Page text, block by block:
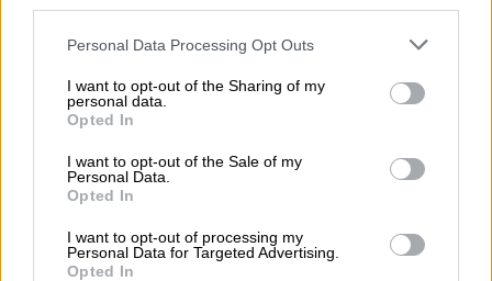
Please note that this website/app uses one or more Google
not limited to your visit or usage behaviour. You may click to
grant or deny consent to Google and its third-party tags to
use your data for below specified purposes in below Google
consent section.
Personal Data Processing Opt Outs
I want to opt-out of the Sharing of my
personal data.
Opted In
I want to opt-out of the Sale of my
Personal Data.
Opted In
I want to opt-out of processing my
Personal Data for Targeted Advertising.
Opted In
Την περασμένη Πέμπτη κυκλοφόρησε το νέο
ότι πρόκειται να κυκλοφορήσει ένα άλμπουμ
και να βγει σε περιοδεία.
Σύμφωνα με το δημοσίευμα της Mirror,
επιβεβαίωσε ότι το Λας Βέγκας θα
μπορούσε να είναι το μέρος όπου
τελειώσει την καριέρα της, καθώς αστέρες,